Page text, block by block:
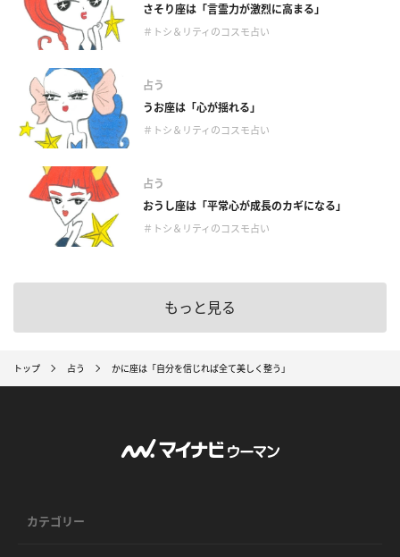
さそり座は「言霊力が激烈に高まる」
＃トシ＆リティのコスモ占い
占う
うお座は「心が揺れる」
＃トシ＆リティのコスモ占い
占う
おうし座は「平常心が成長のカギになる」
＃トシ＆リティのコスモ占い
もっと見る
トップ 占う かに座は「自分を信じれば全て美しく整う」
カテゴリー